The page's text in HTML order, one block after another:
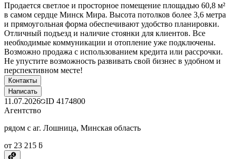
Продается светлое и просторное помещение площадью 60,8 м²
в самом сердце Минск Мира. Высота потолков более 3,6 метра
и прямоугольная форма обеспечивают удобство планировки.
Отличный подъезд и наличие стоянки для клиентов. Все
необходимые коммуникации и отопление уже подключены.
Возможно продажа с использованием кредита или рассрочки.
Не упустите возможность развивать свой бизнес в удобном и
перспективном месте!
Контакты
Написать
11.07.2026 ID 4174800
Агентство
рядом с аг. Лошница, Минская область
от 23 215 ƃ